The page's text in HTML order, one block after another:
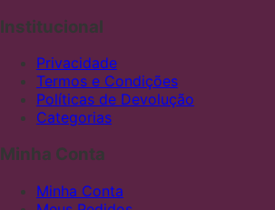
Institucional
Privacidade
Termos e Condições
Políticas de Devolução
Categorias
Minha Conta
Minha Conta